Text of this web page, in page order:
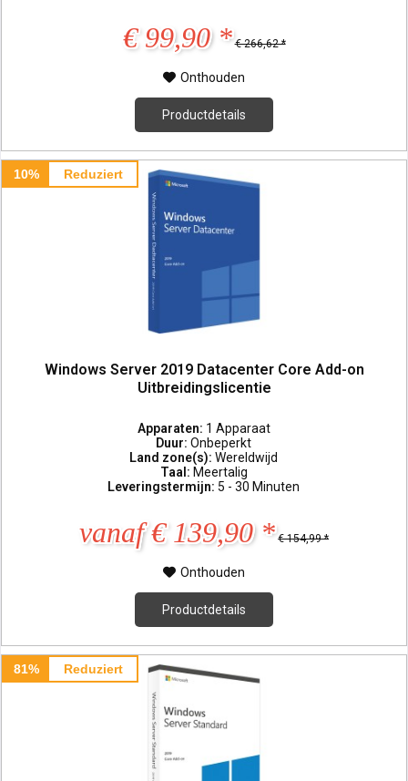
€ 99,90 * € 266,62 *
Onthouden
Productdetails
10% Reduziert
Windows Server 2019 Datacenter Core Add-on
Uitbreidingslicentie
Apparaten: 1 Apparaat
Duur:Onbeperkt
Land zone(s):Wereldwijd
Taal: Meertalig
Leveringstermijn: 5 - 30 Minuten
vanaf € 139,90 * € 154,99 *
Onthouden
Productdetails
81% Reduziert